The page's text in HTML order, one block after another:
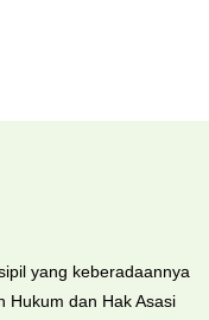
yang keberadaannya
Hukum dan Hak Asasi